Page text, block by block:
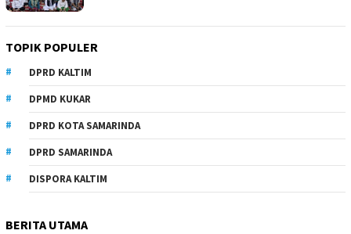
TOPIK POPULER
DPRD KALTIM
DPMD KUKAR
DPRD KOTA SAMARINDA
DPRD SAMARINDA
DISPORA KALTIM
BERITA UTAMA